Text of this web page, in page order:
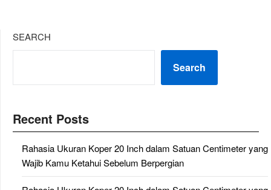
SEARCH
Search
Recent Posts
Rahasia Ukuran Koper 20 Inch dalam Satuan Centimeter yang
Wajib Kamu Ketahui Sebelum Berpergian